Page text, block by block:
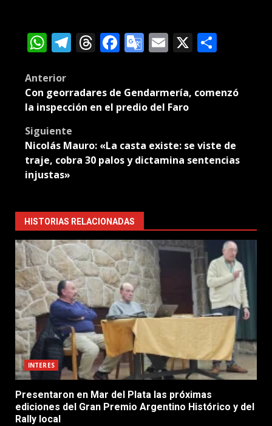
WhatsApp
Telegram
Threads
Facebook
Google
Email
X
Post
navigation
Anterior
Con georradares de Gendarmería, comenzó
la inspección en el predio del Faro
Siguiente
Nicolás Mauro: «La casta existe: se viste de
traje, cobra 30 palos y dictamina sentencias
injustas»
HISTORIAS RELACIONADAS
INTERES
Presentaron en Mar del Plata las próximas
ediciones del Gran Premio Argentino Histórico y del
Rally local